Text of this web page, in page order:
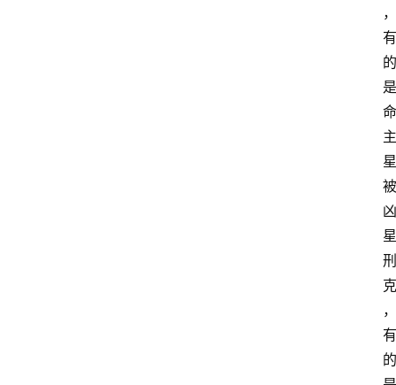
，
有
的
是
命
主
星
被
凶
星
刑
克
，
有
的